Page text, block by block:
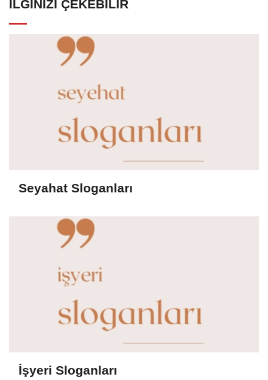
İLGINIZI ÇEKEBILIR
Seyahat Sloganları
İşyeri Sloganları